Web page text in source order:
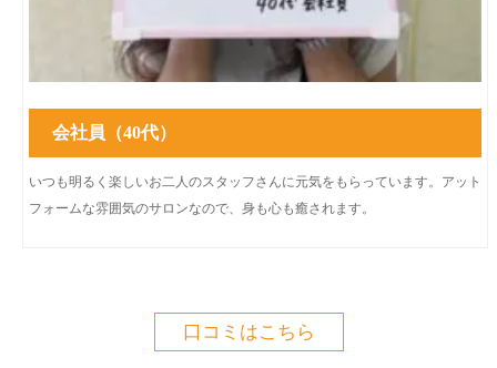
会社員（40代）
いつも明るく楽しいお二人のスタッフさんに元気をもらっています。アット
フォームな雰囲気のサロンなので、身も心も癒されます。
口コミはこちら